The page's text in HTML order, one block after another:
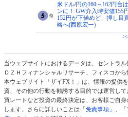
米ドル/円の160～162円台
ンに！ GW介入時安値155
152円が下値めど、押し目
略へ(西原宏一)
当ウェブサイトにおけるデータは、セントラル
ＤＺＨフィナンシャルリサーチ、フィスコから
本ウェブサイト「ザイFX！」は、情報の提供
資、その他の行動を勧誘する目的では運営し
買レートなど投資の最終決定は、お客様ご自
します。さらに詳しいことは 「免責事項」 、